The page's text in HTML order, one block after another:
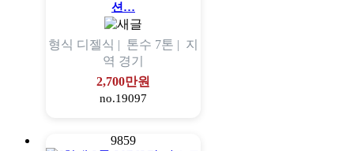
션…
형식 디젤식 | 톤수 7톤 | 지
역 경기
2,700만원
no.19097
9859